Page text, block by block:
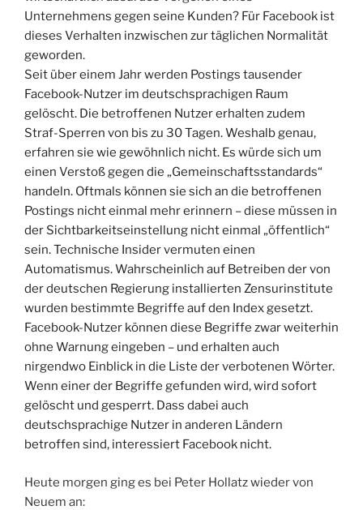
Unternehmens gegen seine Kunden? Für Facebook ist
dieses Verhalten inzwischen zur täglichen Normalität
geworden.
Seit über einem Jahr werden Postings tausender
Facebook-Nutzer im deutschsprachigen Raum
gelöscht. Die betroffenen Nutzer erhalten zudem
Straf-Sperren von bis zu 30 Tagen. Weshalb genau,
erfahren sie wie gewöhnlich nicht. Es würde sich um
einen Verstoß gegen die „Gemeinschaftsstandards“
handeln. Oftmals können sie sich an die betroffenen
Postings nicht einmal mehr erinnern – diese müssen in
der Sichtbarkeitseinstellung nicht einmal „öffentlich“
sein. Technische Insider vermuten einen
Automatismus. Wahrscheinlich auf Betreiben der von
der deutschen Regierung installierten Zensurinstitute
wurden bestimmte Begriffe auf den Index gesetzt.
Facebook-Nutzer können diese Begriffe zwar weiterhin
ohne Warnung eingeben – und erhalten auch
nirgendwo Einblick in die Liste der verbotenen Wörter.
Wenn einer der Begriffe gefunden wird, wird sofort
gelöscht und gesperrt. Dass dabei auch
deutschsprachige Nutzer in anderen Ländern
betroffen sind, interessiert Facebook nicht.
Heute morgen ging es bei Peter Hollatz wieder von
Neuem an: